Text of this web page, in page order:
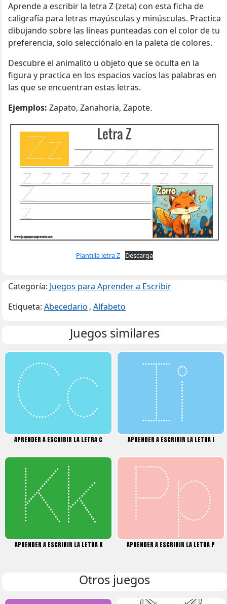
Aprende a escribir la letra Z (zeta) con esta ficha de
caligrafía para letras mayúsculas y minúsculas. Practica
dibujando sobre las líneas punteadas con el color de tu
preferencia, solo selecciónalo en la paleta de colores.
Descubre el animalito u objeto que se oculta en la
figura y practica en los espacios vacíos las palabras en
las que se encuentran estas letras.
Ejemplos: Zapato, Zanahoria, Zapote.
Plantilla letra Z Descarga
Categoría: Juegos para Aprender a Escribir
Etiqueta: Abecedario , Alfabeto
Juegos similares
APRENDER A ESCRIBIR LA LETRA C APRENDER A ESCRIBIR LA LETRA I
APRENDER A ESCRIBIR LA LETRA K APRENDER A ESCRIBIR LA LETRA P
Otros juegos